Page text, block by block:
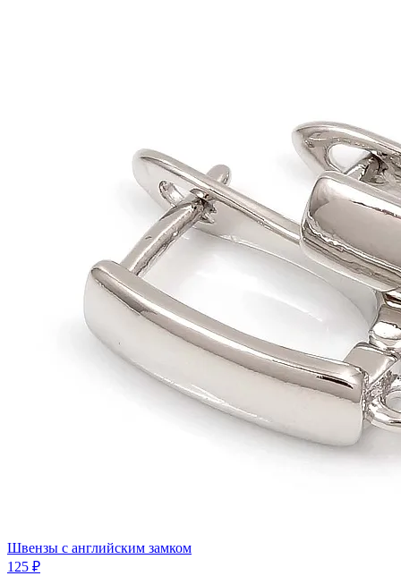
Швензы с английским замком
125 ₽